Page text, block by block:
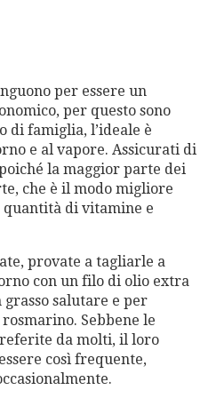
per essere un
per questo sono
di famiglia, l’ideale è
e al vapore. Assicurati di
la maggior parte dei
che è il modo migliore
di vitamine e
provate a tagliarle a
con un filo di olio extra
salutare e per
Sebbene le
da molti, il loro
così frequente,